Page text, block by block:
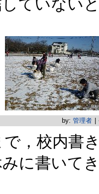
ていない
by: 管理者
，校内書
に書いて